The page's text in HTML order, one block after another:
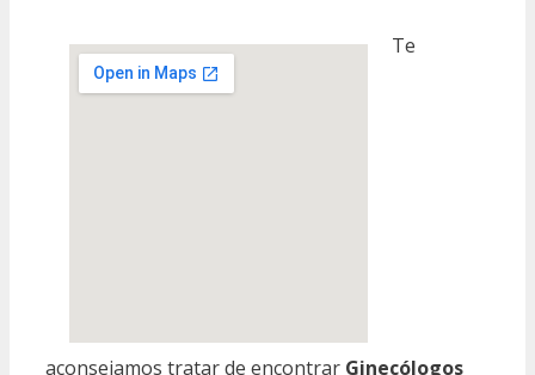
Te
aconsejamos tratar de encontrar Ginecólogos